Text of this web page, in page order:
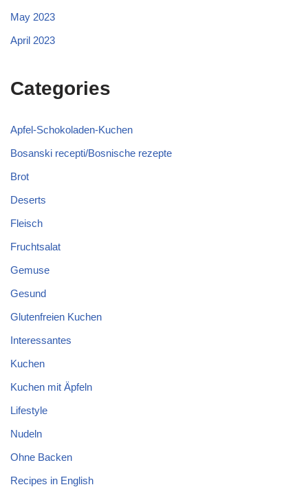
May 2023
April 2023
Categories
Apfel-Schokoladen-Kuchen
Bosanski recepti/Bosnische rezepte
Brot
Deserts
Fleisch
Fruchtsalat
Gemuse
Gesund
Glutenfreien Kuchen
Interessantes
Kuchen
Kuchen mit Äpfeln
Lifestyle
Nudeln
Ohne Backen
Recipes in English